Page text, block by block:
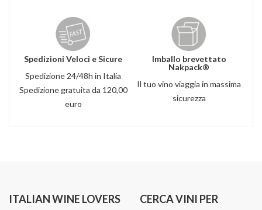
Spedizioni Veloci e Sicure
Spedizione 24/48h in Italia
Spedizione gratuita da 120,00
euro
Imballo brevettato
Nakpack®
Il tuo vino viaggia in massima
sicurezza
ITALIAN WINE LOVERS CERCA VINI PER